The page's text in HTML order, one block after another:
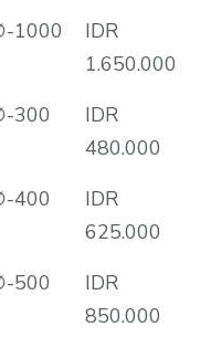
1000
IDR
1.650.000
300
IDR
480.000
400
IDR
625.000
500
IDR
850.000